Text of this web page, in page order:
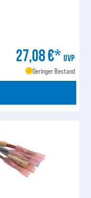
27,08 €* UVP
Geringer Bestand